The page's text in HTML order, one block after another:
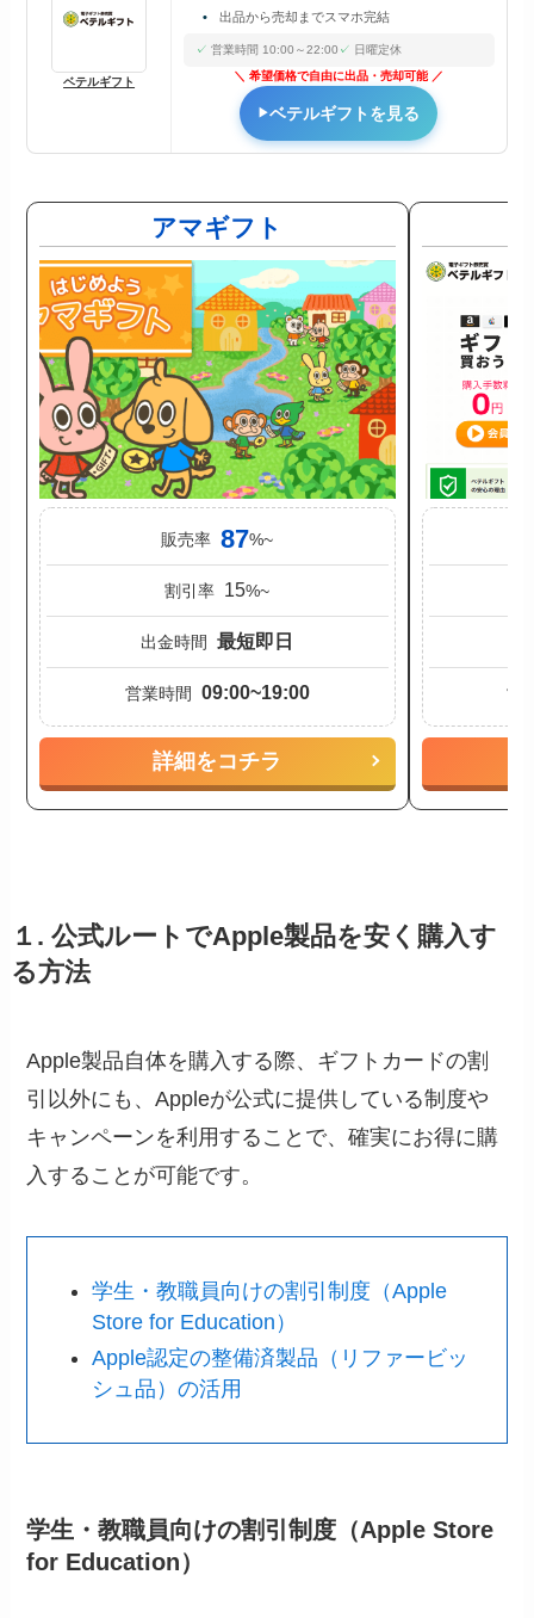
ベテルギフト
出品から売却までスマホ完結
営業時間 10:00～22:00
日曜定休
希望価格で自由に出品・売却可能
ベテルギフトを見る
アマギフト
販売率 87%~
割引率 15%~
出金時間 最短即日
営業時間 09:00~19:00
詳細をコチラ
営
１. 公式ルートでApple製品を安く購入す
る方法
Apple製品自体を購入する際、ギフトカードの割
引以外にも、Appleが公式に提供している制度や
キャンペーンを利用することで、確実にお得に購
入することが可能です。
学生・教職員向けの割引制度（Apple
Store for Education）
Apple認定の整備済製品（リファービッ
シュ品）の活用
学生・教職員向けの割引制度（Apple Store
for Education）